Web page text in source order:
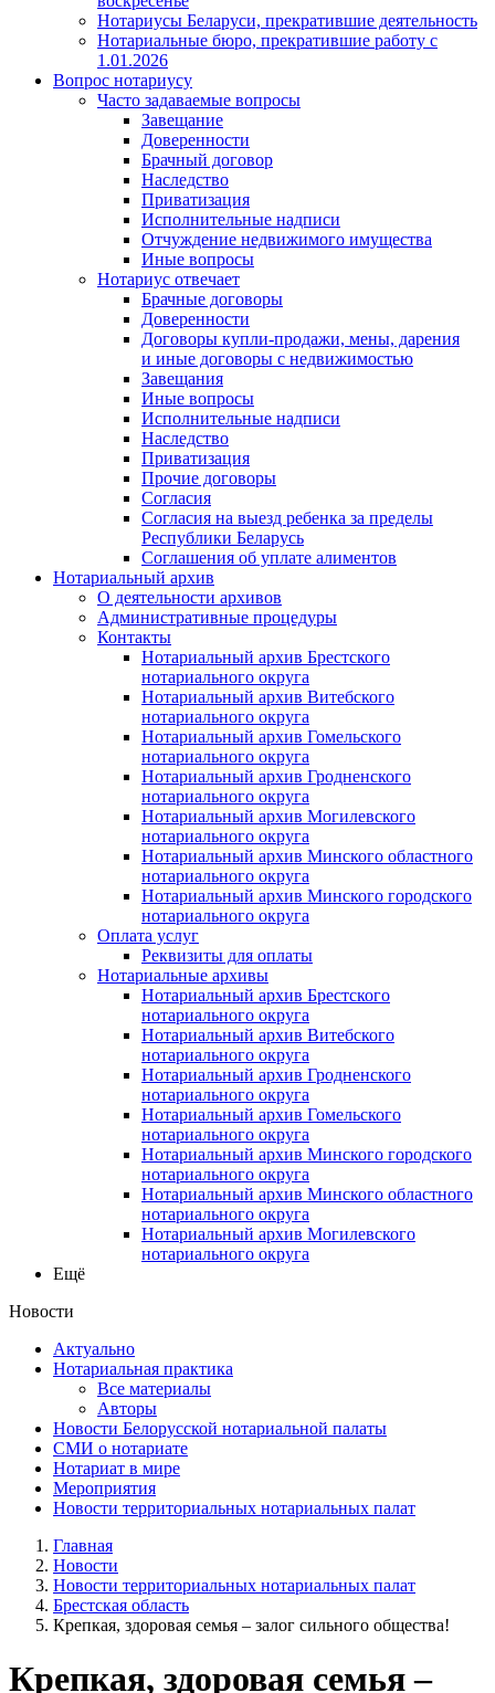
Нотариусы Беларуси, прекратившие деятельность
Нотариальные бюро, прекратившие работу с
1.01.2026
Вопрос нотариусу
Часто задаваемые вопросы
Завещание
Доверенности
Брачный договор
Наследство
Приватизация
Исполнительные надписи
Отчуждение недвижимого имущества
Иные вопросы
Нотариус отвечает
Брачные договоры
Доверенности
Договоры купли-продажи, мены, дарения
и иные договоры с недвижимостью
Завещания
Иные вопросы
Исполнительные надписи
Наследство
Приватизация
Прочие договоры
Согласия
Согласия на выезд ребенка за пределы
Республики Беларусь
Соглашения об уплате алиментов
Нотариальный архив
О деятельности архивов
Административные процедуры
Контакты
Нотариальный архив Брестского
нотариального округа
Нотариальный архив Витебского
нотариального округа
Нотариальный архив Гомельского
нотариального округа
Нотариальный архив Гродненского
нотариального округа
Нотариальный архив Могилевского
нотариального округа
Нотариальный архив Минского областного
нотариального округа
Нотариальный архив Минского городского
нотариального округа
Оплата услуг
Реквизиты для оплаты
Нотариальные архивы
Нотариальный архив Брестского
нотариального округа
Нотариальный архив Витебского
нотариального округа
Нотариальный архив Гродненского
нотариального округа
Нотариальный архив Гомельского
нотариального округа
Нотариальный архив Минского городского
нотариального округа
Нотариальный архив Минского областного
нотариального округа
Нотариальный архив Могилевского
нотариального округа
Ещё
Новости
Актуально
Нотариальная практика
Все материалы
Авторы
Новости Белорусской нотариальной палаты
СМИ о нотариате
Нотариат в мире
Мероприятия
Новости территориальных нотариальных палат
Главная
Новости
Новости территориальных нотариальных палат
Брестская область
Крепкая, здоровая семья – залог сильного общества!
Крепкая, здоровая семья –